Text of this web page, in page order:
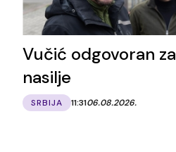
Vučić odgovoran za
nasilje
SRBIJA 11:3106.08.2026.